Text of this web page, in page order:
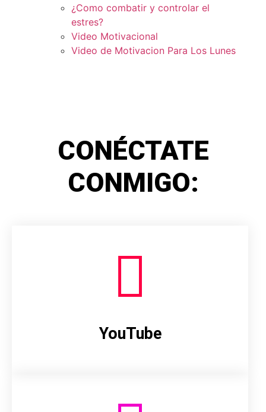
¿Como combatir y controlar el
estres?
Video Motivacional
Video de Motivacion Para Los Lunes
CONÉCTATE
CONMIGO:
YouTube